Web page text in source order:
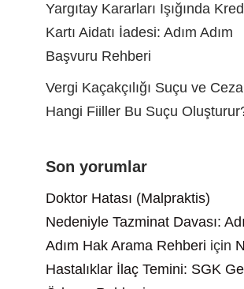
Yargıtay Kararları Işığında
Kartı Aidatı İadesi: Adım Adım
Başvuru Rehberi
Vergi Kaçakçılığı Suçu ve
Hangi Fiiller Bu Suçu
Son yorumlar
Doktor Hatası (Malpraktis)
Nedeniyle Tazminat Davası:
Adım Hak Arama Rehberi için
Hastalıklar İlaç Temini: SGK